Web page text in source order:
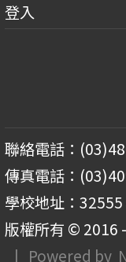
登入
聯絡電話：
傳真電話：
學校地址：
版權所有 © 2016
| Powered by